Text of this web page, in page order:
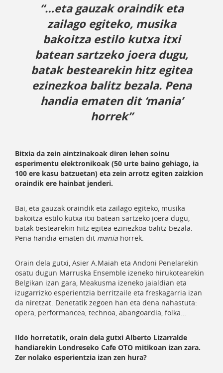
“…eta gauzak oraindik eta
zailago egiteko, musika
bakoitza estilo kutxa itxi
batean sartzeko joera dugu,
batak bestearekin hitz egitea
ezinezkoa balitz bezala. Pena
handia ematen dit ‘mania’
horrek”
Bitxia da zein aintzinakoak diren lehen soinu
esperimentu elektronikoak (50 urte baino gehiago, ia
100 ere kasu batzuetan) eta zein arrotz egiten zaizkion
oraindik ere hainbat jenderi.
Bai, eta gauzak oraindik eta zailago egiteko, musika
bakoitza estilo kutxa itxi batean sartzeko joera dugu,
batak bestearekin hitz egitea ezinezkoa balitz bezala.
Pena handia ematen dit mania horrek.
Orain dela gutxi, Asier A.Maiah eta Andoni Penelarekin
osatu dugun Marruska Ensemble izeneko hirukotearekin
Belgikan izan gara, Meakusma izeneko jaialdian eta
izugarrizko esperientzia berritzaile eta freskagarria izan
da niretzat. Denetatik zegoen han eta dena nahastuta:
opera, performancea, technoa, abangoardia, folka…
Ildo horretatik, orain dela gutxi Alberto Lizarralde
handiarekin Londreseko Cafe OTO mitikoan izan zara.
Zer nolako esperientzia izan zen hura?